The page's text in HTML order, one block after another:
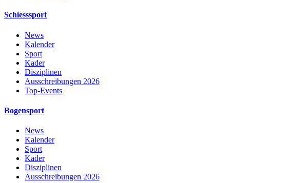
Schiesssport
News
Kalender
Sport
Kader
Disziplinen
Ausschreibungen 2026
Top-Events
Bogensport
News
Kalender
Sport
Kader
Disziplinen
Ausschreibungen 2026